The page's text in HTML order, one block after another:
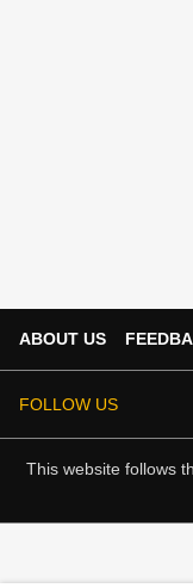
ABOUT US
FOLLOW US
This website follows